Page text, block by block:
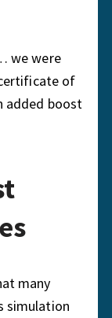
we were
of
added boost
many
simulation